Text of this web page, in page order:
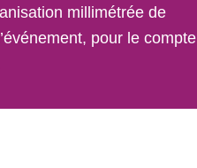
millimétrée de
pour le compte